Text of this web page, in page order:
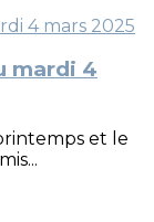
mardi 4
et le